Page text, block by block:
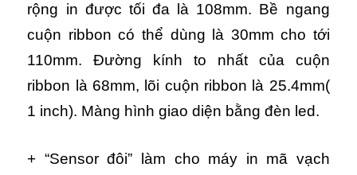
rộng in được tối đa là 108mm. Bề ngang
cuộn ribbon có thể dùng là 30mm cho tới
110mm. Đường kính to nhất của cuộn
ribbon là 68mm, lõi cuộn ribbon là 25.4mm(
1 inch). Màng hình giao diện bằng đèn led.
+ “Sensor đôi” làm cho máy in mã vạch